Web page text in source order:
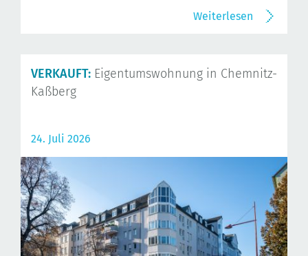
Weiterlesen
VERKAUFT: Eigentumswohnung in Chemnitz-
Kaßberg
24. Juli 2026